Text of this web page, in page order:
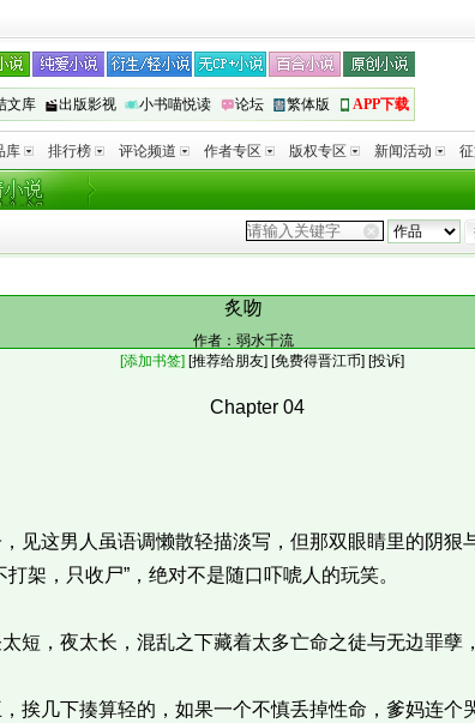
文库 出版影视 小书喵悦读 论坛 繁体版 APP下载
库 排行榜 评论频道 作者专区 版权专区 新闻活动
炙吻
作者： 弱水千流
[添加书签] [推荐给朋友] [免费得晋江币] [投诉]
Chapter 04
这男人虽语调懒散轻描淡写，但那双眼睛里的阴狠
打架，只收尸”，绝对不是随口吓唬人的玩笑。
，夜太长，混乱之下藏着太多亡命之徒与无边罪孽
几下揍算轻的，如果一个不慎丢掉性命，爹妈连个